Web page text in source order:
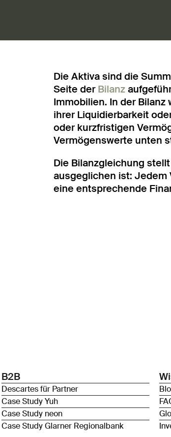
Die Aktiva sind die
Seite derBilanz
Immobilien. In der
ihrer Liquidierbarkeit
oder kurzfristigen
Vermögenswerte unten
Die Bilanzgleichung
ausgeglichen ist: Jedem
eine entsprechende
B2B
Descartes für Partner
Case Study Yuh
Case Study neon
Case Study Glarner Regionalbank